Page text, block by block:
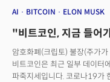
AI BITCOIN ELON MUSK
"비트코인, 지금 들어
암호화폐(크립토) 불장(주가
비트코인은 최근 일부 데이터
파죽지세입니다. 코로나19가